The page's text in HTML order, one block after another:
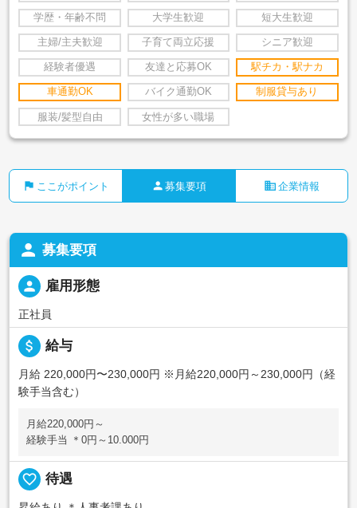
学歴・年齢不問 大学生歓迎 短大生歓迎
主婦/主夫歓迎 子育て両立応援 シニア歓迎
経験者優遇 友達と応募OK 駅チカ・駅ナカ
車通勤OK バイク通勤OK 制服貸与あり
服装/髪型自由 女性が多い職場
flag ここがポイント person 募集要項 business 企業情報
person 募集要項
person 雇用形態
正社員
attach_money 給与
月給 220,000円〜230,000円 ※月給220,000円～230,000円（経
験手当含む）
月給220,000円～
経験手当 ＊0円～10.000円
favorite_border 待遇